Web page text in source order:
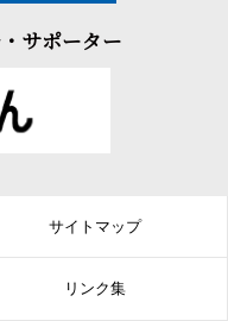
サポーター
サイトマップ
リンク集